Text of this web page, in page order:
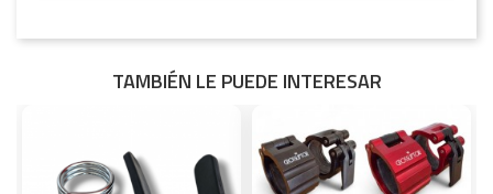
TAMBIÉN LE PUEDE INTERESAR